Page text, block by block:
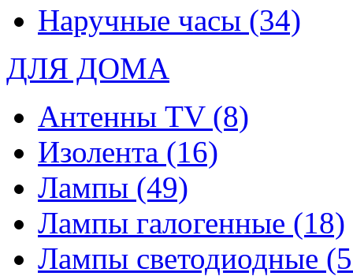
Наручные часы (34)
ДЛЯ ДОМА
Антенны TV (8)
Изолента (16)
Лампы (49)
Лампы галогенные (18)
Лампы светодиодные